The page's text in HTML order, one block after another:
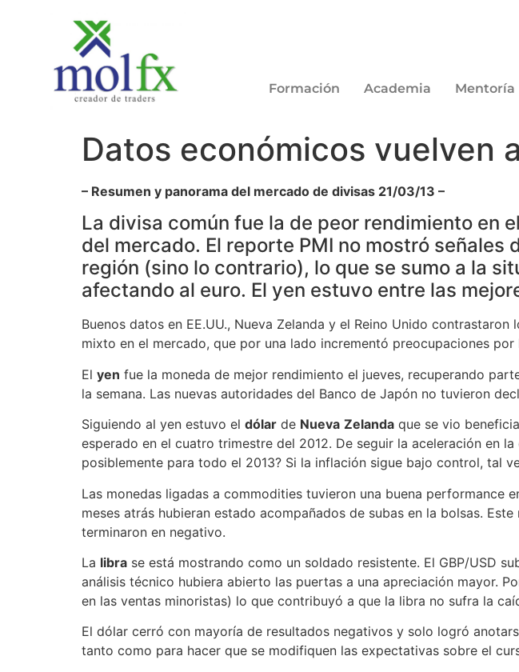
Formación Academia Mentoría
Datos económicos vuelven
– Resumen y panorama del mercado de divisas 21/03/13 –
La divisa común fue la de peor rendimiento en
del mercado. El reporte PMI no mostró señales
región (sino lo contrario), lo que se sumo a la
afectando al euro. El yen estuvo entre las
Buenos datos en EE.UU., Nueva Zelanda y el Reino Unido
mixto en el mercado, que por una lado incrementó preocupaciones
El yen fue la moneda de mejor rendimiento el jueves, recuperando
la semana. Las nuevas autoridades del Banco de Japón no tuvieron
Siguiendo al yen estuvo el dólar de Nueva Zelanda que se vio
esperado en el cuatro trimestre del 2012. De seguir la aceleración en
posiblemente para todo el 2013? Si la inflación sigue bajo control, tal
Las monedas ligadas a commodities tuvieron una buena
meses atrás hubieran estado acompañados de subas en la bolsas.
terminaron en negativo.
La libra se está mostrando como un soldado resistente. El GBP/USD
análisis técnico hubiera abierto las puertas a una apreciación mayor.
en las ventas minoristas) lo que contribuyó a que la libra no sufra la
El dólar cerró con mayoría de resultados negativos y solo logró
tanto como para hacer que se modifiquen las expectativas sobre el